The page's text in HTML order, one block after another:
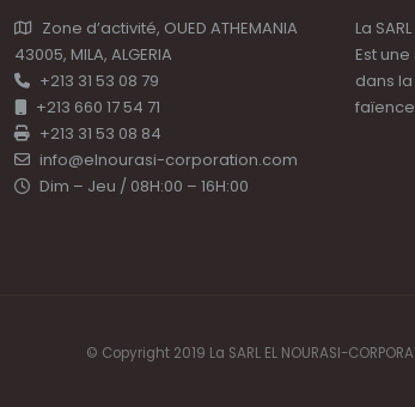
Zone d’activité, OUED ATHEMANIA
43005, MILA, ALGERIA
+213 31 53 08 79
+213 660 17 54 71
+213 31 53 08 84
info@elnourasi-corporation.com
Dim – Jeu / 08H:00 – 16H:00
La
Est
dans
© Copyright 2019 La SARL EL NOURASI-